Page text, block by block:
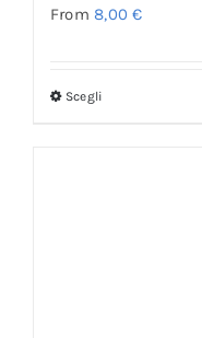
From8,00€
Scegli